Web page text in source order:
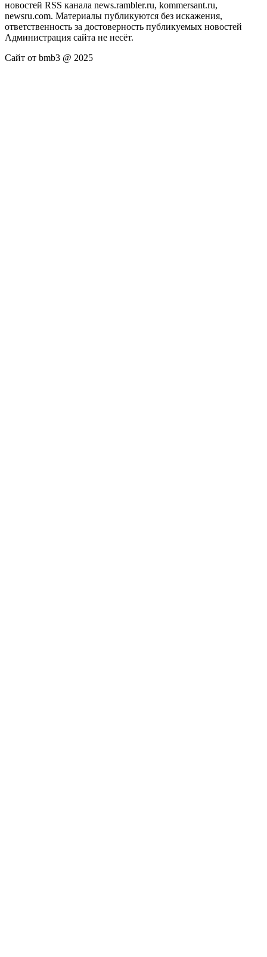
новостей RSS канала news.rambler.ru, kommersant.ru,
newsru.com. Материалы публикуются без искажения,
ответственность за достоверность публикуемых новостей
Администрация сайта не несёт.
Сайт от bmb3 @ 2025